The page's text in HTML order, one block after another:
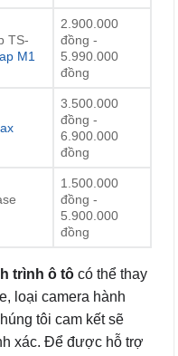
TS-
M1
2.900.000
đồng -
5.990.000
đồng
3.500.000
đồng -
6.900.000
đồng
1.500.000
đồng -
5.900.000
đồng
trình ô tô có thể thay
loại camera hành
tôi cam kết sẽ
xác. Để được hỗ trợ